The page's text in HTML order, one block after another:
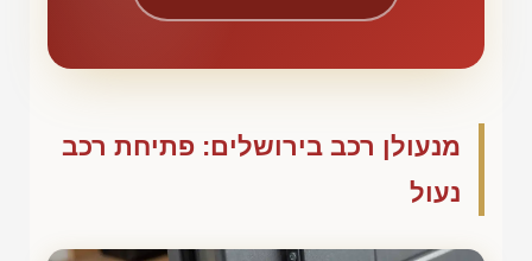
מנעולן רכב בירושלים: פתיחת רכב
נעול